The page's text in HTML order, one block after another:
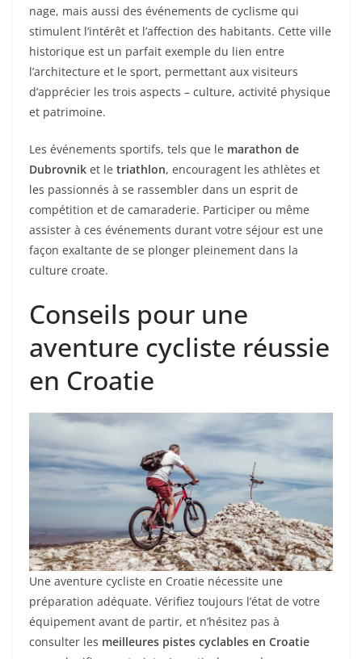
nage, mais aussi des événements de cyclisme qui
stimulent l’intérêt et l’affection des habitants. Cette ville
historique est un parfait exemple du lien entre
l’architecture et le sport, permettant aux visiteurs
d’apprécier les trois aspects – culture, activité physique
et patrimoine.
Les événements sportifs, tels que le marathon de
Dubrovnik et le triathlon, encouragent les athlètes et
les passionnés à se rassembler dans un esprit de
compétition et de camaraderie. Participer ou même
assister à ces événements durant votre séjour est une
façon exaltante de se plonger pleinement dans la
culture croate.
Conseils pour une
aventure cycliste réussie
en Croatie
Une aventure cycliste en Croatie nécessite une
préparation adéquate. Vérifiez toujours l’état de votre
équipement avant de partir, et n’hésitez pas à
consulter les meilleures pistes cyclables en Croatie